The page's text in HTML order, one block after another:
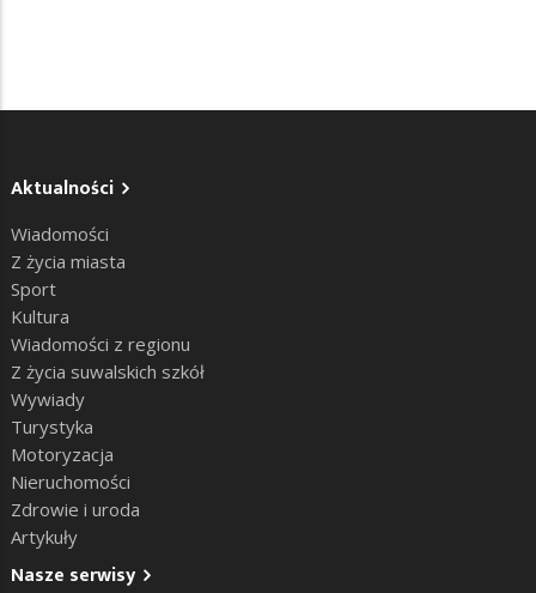
Aktualności
Wiadomości
Z życia miasta
Sport
Kultura
Wiadomości z regionu
Z życia suwalskich szkół
Wywiady
Turystyka
Motoryzacja
Nieruchomości
Zdrowie i uroda
Artykuły
Nasze serwisy